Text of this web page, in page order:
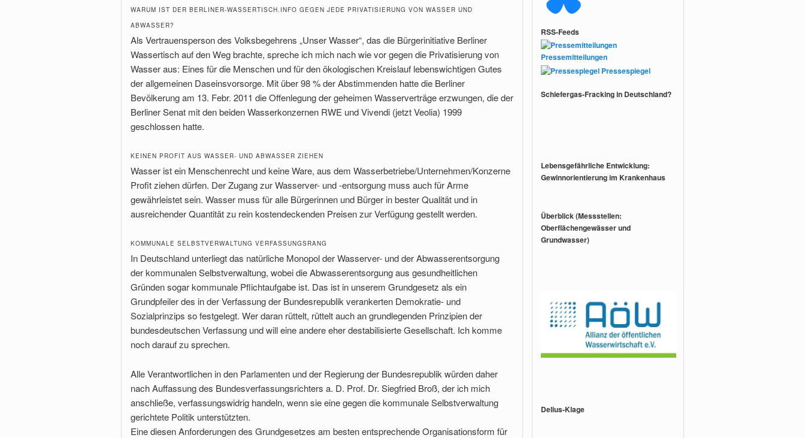
WARUM IST DER BERLINER-WASSERTISCH.INFO GEGEN JEDE PRIVATISIERUNG VON WASSER UND
ABWASSER?
Als Vertrauensperson des Volksbegehrens „Unser Wasser“, das die Bürgerinitiative Berliner
Wassertisch auf den Weg brachte, spreche ich mich nach wie vor gegen die Privatisierung von
Wasser aus: Eines für die Menschen und für den ökologischen Kreislauf lebenswichtigen Gutes
der allgemeinen Daseinsvorsorge. Mit über 98 % der Abstimmenden hatte die Berliner
Bevölkerung am 13. Febr. 2011 die Offenlegung der geheimen Wasserverträge erzwungen, die der
Berliner Senat mit den beiden Wasserkonzernen RWE und Vivendi (jetzt Veolia) 1999
geschlossen hatte.
KEINEN PROFIT AUS WASSER- UND ABWASSER ZIEHEN
Wasser ist ein Menschenrecht und keine Ware, aus dem Wasserbetriebe/Unternehmen/Konzerne
Profit ziehen dürfen. Der Zugang zur Wasserver- und -entsorgung muss auch für Arme
gewährleistet sein. Wasser muss für alle Bürgerinnen und Bürger in bester Qualität und in
ausreichender Quantität zu rein kostendeckenden Preisen zur Verfügung gestellt werden.
KOMMUNALE SELBSTVERWALTUNG VERFASSUNGSRANG
In Deutschland unterliegt das natürliche Monopol der Wasserver- und der Abwasserentsorgung
der kommunalen Selbstverwaltung, wobei die Abwasserentsorgung aus gesundheitlichen
Gründen sogar kommunale Pflichtaufgabe ist. Das ist in unserem Grundgesetz als ein
Grundpfeiler des in der Verfassung der Bundesrepublik verankerten Demokratie- und
Sozialprinzips so festgelegt. Wer daran rüttelt, rüttelt auch an grundlegenden Prinzipien der
bundesdeutschen Verfassung und will eine andere eher destabilisierte Gesellschaft. Ich komme
noch darauf zu sprechen.
Alle Verantwortlichen in den Parlamenten und der Regierung der Bundesrepublik würden daher
nach Auffassung des Bundesverfassungsrichters a. D. Prof. Dr. Siegfried Broß, der ich mich
anschließe, verfassungswidrig handeln, wenn sie eine gegen die kommunale Selbstverwaltung
gerichtete Politik unterstützten.
Eine diesen Anforderungen des Grundgesetzes am besten entsprechende Organisationsform für
RSS-Feeds
Pressemitteilungen
Pressespiegel
Schiefergas-Fracking in Deutschland?
Lebensgefährliche Entwicklung:
Gewinnorientierung im Krankenhaus
Überblick (Messstellen:
Oberflächengewässer und
Grundwasser)
Delius-Klage